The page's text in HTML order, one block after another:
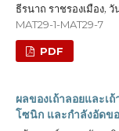
ธีรนาถ ราชรองเมือง,
MAT29-1-MAT29-7
PDF
ผลของเถ้าลอยและเ
โซนิก และกำลังอัดข